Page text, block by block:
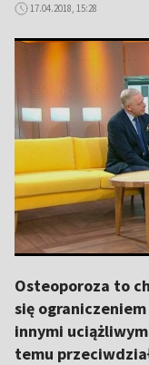
17.04.2018, 15:28
Osteoporoza to
się
innymi
temu